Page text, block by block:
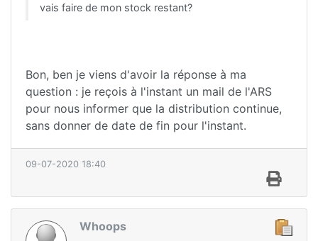
vais faire de mon stock restant?
Bon, ben je viens d'avoir la réponse à ma
question : je reçois à l'instant un mail de l'ARS
pour nous informer que la distribution continue,
sans donner de date de fin pour l'instant.
09-07-2020 18:40
Whoops